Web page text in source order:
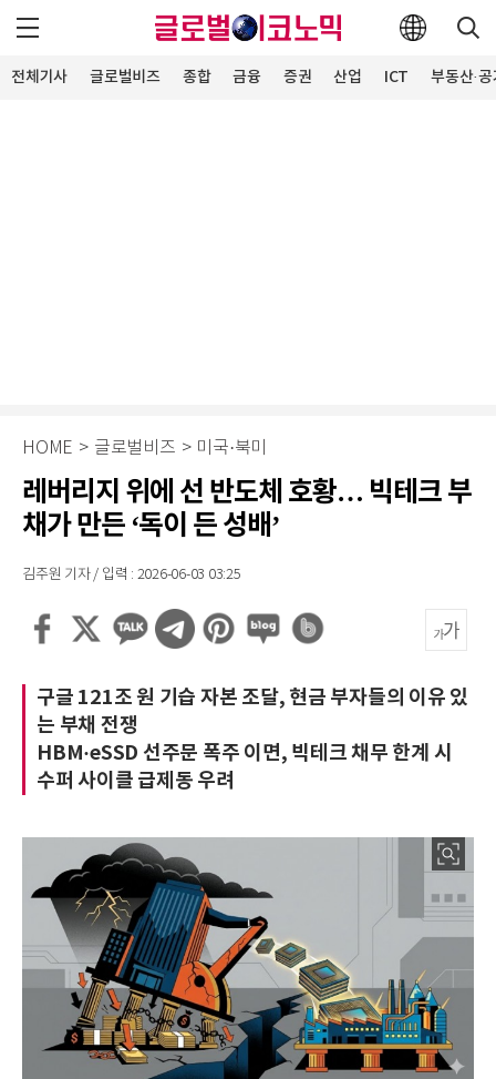
전체기사 글로벌비즈 종합 금융 증권 산업 ICT 부동산·
HOME > 글로벌비즈 > 미국·북미
레버리지 위에 선 반도체 호황… 빅테크 부
채가 만든 ‘독이 든 성배’
김주원 기자 / 입력 : 2026-06-03 03:25
구글 121조 원 기습 자본 조달, 현금 부자들의 이유 있
는 부채 전쟁
HBM·eSSD 선주문 폭주 이면, 빅테크 채무 한계 시
수퍼 사이클 급제동 우려